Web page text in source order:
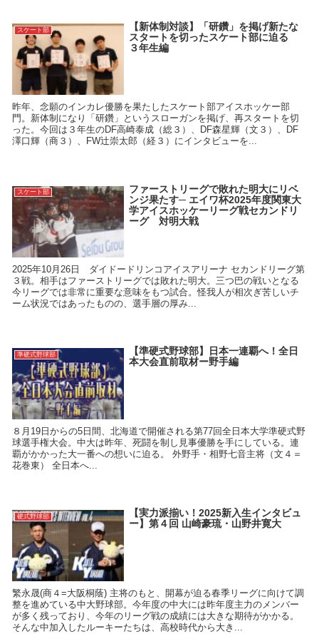
スケート部
【新体制対談】「研鑽」を掲げ新たな
スタートを切ったスケート部に迫る
３年生編
昨年、念願のインカレ優勝を果たしたスケート部アイスホッケー部
門。新体制になり「研鑽」というスローガンを掲げ、再スタートを切
った。今回は３年生のDF高崎泰成（総３）、DF森星輝（文３）、DF
澤口輝（商３）、FW辻崇太郎（経３）にインタビューを...
スケート部
ファーストリーグで敗れた明大にリベ
ンジ果たす─ エイワ杯2025年度関東大
学アイスホッケーリーグ戦セカンドリ
ーグ 対明大戦
2025年10月26日 ダイドードリンコアイスアリーナ セカンドリーグ第
３戦。相手はファーストリーグでは敗れた明大。三つ巴の戦いとなる
今リーグでは非常に重要な意味をもつ試合。怪我人が相次ぎ苦しいチ
ーム状況ではあったものの、選手層の厚み...
準硬式野球部
【準硬式野球部】日本一連覇へ！全日
本大会直前取材ー野手編
８月19日からの5日間、北海道で開催される第77回全日本大学準硬式野
球選手権大会。中大は昨年、死闘を制し見事優勝を手にしている。連
覇がかかった大一番への想いに迫る。 外野手・相野七音主将（文４＝
花巻東） 全日本へ...
硬式野球部
【実力派揃い！2025新入生インタビュ
ー】第４回 山崎豪琉・山野井寛大
繁永晟(商４=大阪桐蔭) 主将のもと、開幕が迫る春季リーグに向けて調
整を進めている中大野球部。今年度の中大には昨年度主力のメンバー
が多く残っており、今年のリーグ戦の成績には大きな期待がかかる。
そんな中加入したルーキーたちは、高校時代から大き...